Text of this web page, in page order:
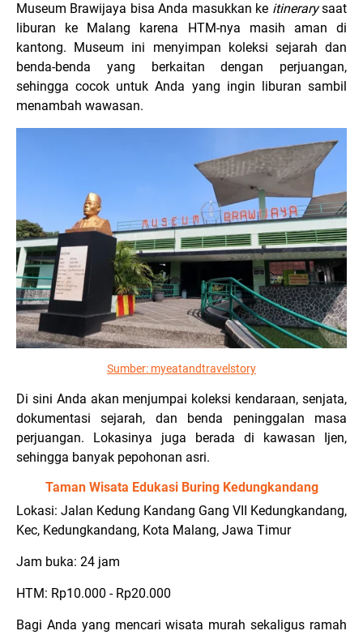
Museum Brawijaya bisa Anda masukkan ke itinerarysaat
liburan ke Malang karena HTM-nya masih aman di
kantong. Museum ini menyimpan koleksi sejarah dan
benda-benda yang berkaitan dengan perjuangan,
sehingga cocok untuk Anda yang ingin liburan sambil
menambah wawasan.
Sumber: myeatandtravelstory
Di sini Anda akan menjumpai koleksi kendaraan, senjata,
dokumentasi sejarah, dan benda peninggalan masa
perjuangan. Lokasinya juga berada di kawasan Ijen,
sehingga banyak pepohonan asri.
Taman Wisata Edukasi Buring Kedungkandang
Lokasi: Jalan Kedung Kandang Gang VII Kedungkandang,
Kec, Kedungkandang, Kota Malang, Jawa Timur
Jam buka: 24 jam
HTM: Rp10.000 - Rp20.000
Bagi Anda yang mencari wisata murah sekaligus ramah